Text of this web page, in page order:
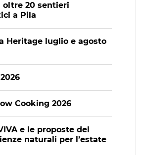
oltre 20 sentieri
a Pila
Heritage luglio e agosto
Cooking 2026
e le proposte del
naturali per l’estate